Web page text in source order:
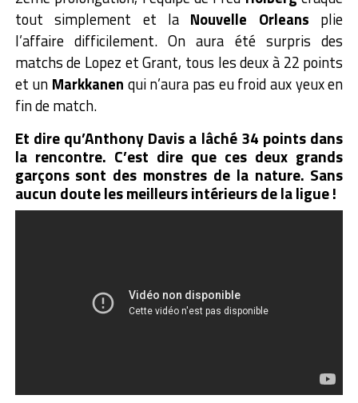
tout simplement et la Nouvelle Orleans plie
l’affaire difficilement. On aura été surpris des
matchs de Lopez et Grant, tous les deux à 22 points
et un Markkanen qui n’aura pas eu froid aux yeux en
fin de match.
Et dire qu’Anthony Davis a lâché 34 points dans
la rencontre. C’est dire que ces deux grands
garçons sont des monstres de la nature. Sans
aucun doute les meilleurs intérieurs de la ligue !